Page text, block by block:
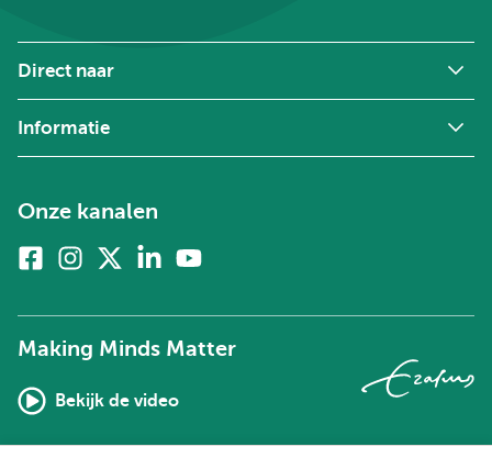
Direct naar
Informatie
Onze kanalen
FacebookInstagram
twitter)
Linkedin
Making Minds Matter
Bekijk de video